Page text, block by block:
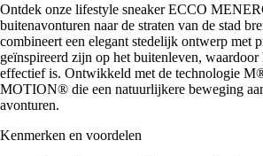
Ontdek onze lifestyle sneaker ECCO
buitenavonturen naar de straten van de stad
combineert een elegant stedelijk ontwerp met
geïnspireerd zijn op het buitenleven,
effectief is. Ontwikkeld met de technologie
MOTION® die een natuurlijkere beweging
avonturen.
Kenmerken en voordelen